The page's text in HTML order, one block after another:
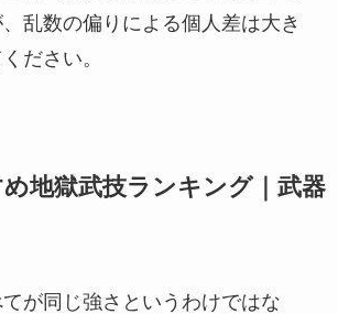
乱数の偏りによる個人差は大き
ださい。
地獄武技ランキング｜武器
が同じ強さというわけではな